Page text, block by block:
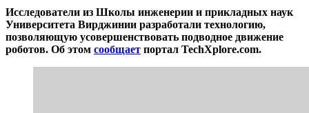
Исследователи из Школы инженерии и прикладных наук
Университета Вирджинии разработали технологию,
позволяющую усовершенствовать подводное движение
роботов. Об этом сообщает портал TechXplore.com.